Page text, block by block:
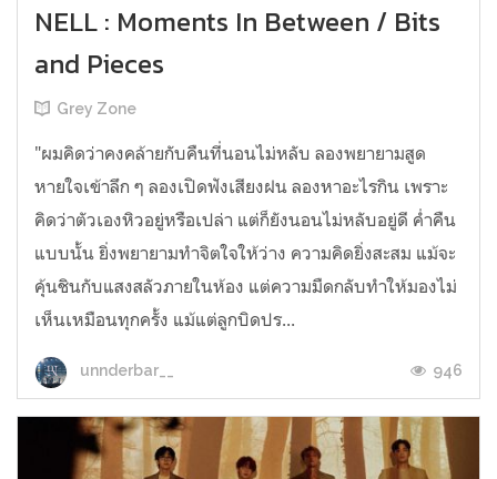
NELL : Moments In Between / Bits
and Pieces
Grey Zone
"ผมคิดว่าคงคล้ายกับคืนที่นอนไม่หลับ ลองพยายามสูด
หายใจเข้าลึก ๆ ลองเปิดฟังเสียงฝน ลองหาอะไรกิน เพราะ
คิดว่าตัวเองหิวอยู่หรือเปล่า แต่ก็ยังนอนไม่หลับอยู่ดี ค่ำคืน
แบบนั้น ยิ่งพยายามทำจิตใจให้ว่าง ความคิดยิ่งสะสม แม้จะ
คุ้นชินกับแสงสลัวภายในห้อง แต่ความมืดกลับทำให้มองไม่
เห็นเหมือนทุกครั้ง แม้แต่ลูกบิดปร...
unnderbar__ 946